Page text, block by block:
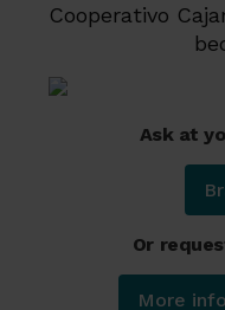
Cooperativo
Ask at
Or
More